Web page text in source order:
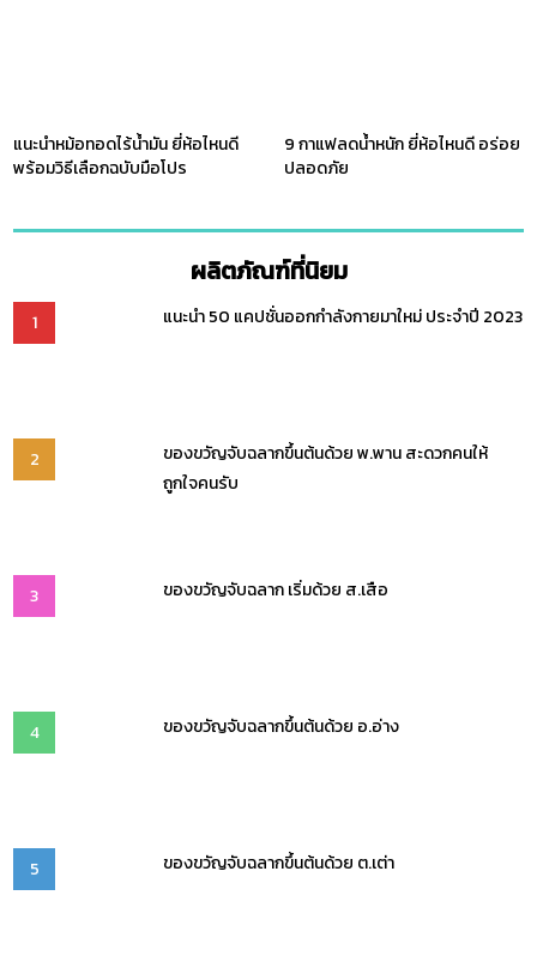
แนะนำหม้อทอดไร้น้ำมัน ยี่ห้อไหนดี
พร้อมวิธีเลือกฉบับมือโปร
9 กาแฟลดน้ำหนัก ยี่ห้อไหนดี อร่อย
ปลอดภัย
ผลิตภัณฑ์ที่นิยม
1 แนะนำ 50 แคปชั่นออกกำลังกายมาใหม่ ประจำปี 2023
2
ของขวัญจับฉลากขึ้นต้นด้วย พ.พาน สะดวกคนให้
ถูกใจคนรับ
3 ของขวัญจับฉลาก เริ่มด้วย ส.เสือ
4 ของขวัญจับฉลากขึ้นต้นด้วย อ.อ่าง
5 ของขวัญจับฉลากขึ้นต้นด้วย ต.เต่า